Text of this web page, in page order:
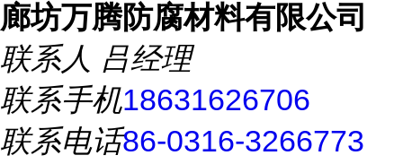
廊坊万腾防腐材料有限公司
联系人 吕经理
联系手机18631626706
联系电话86-0316-3266773